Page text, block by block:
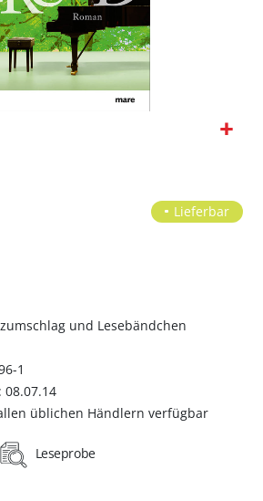
Lieferbar
und Lesebändchen
1
üblichen Händlern verfügbar
Leseprobe